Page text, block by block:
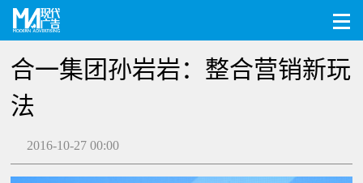
合一集团孙岩岩：整合营销新玩
法
2016-10-27 00:00